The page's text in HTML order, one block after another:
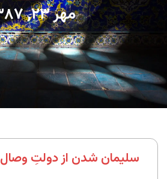
مهر ۲۳, ۱۳۸۷
سلیمان شدن از دولتِ وصال